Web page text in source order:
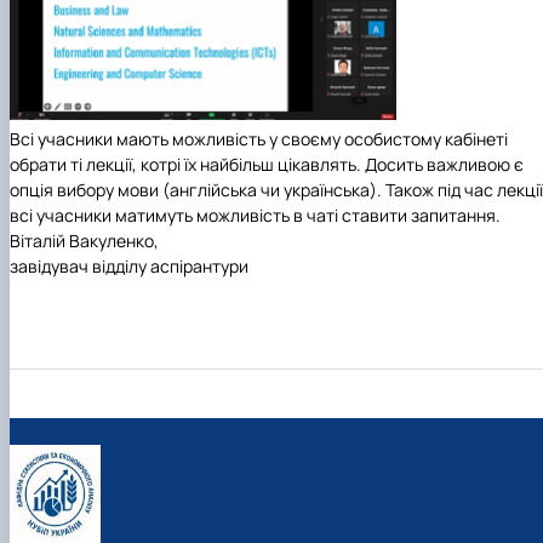
Всі учасники мають можливість у своєму особистому кабінеті
обрати ті лекції, котрі їх найбільш цікавлять. Досить важливою є
опція вибору мови (англійська чи українська). Також під час лекції
всі учасники матимуть можливість в чаті ставити запитання.
Віталій Вакуленко,
завідувач відділу аспірантури